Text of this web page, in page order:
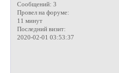
Сообщений: 3
Провел на форуме:
11 минут
Последний визит:
2020-02-01 03:53:37